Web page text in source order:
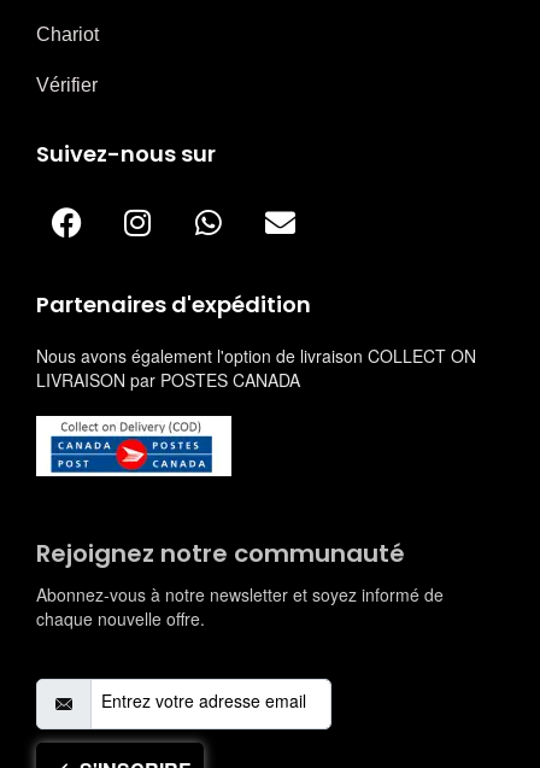
Chariot
Vérifier
Suivez-nous sur
Partenaires d'expédition
Nous avons également l'option de livraison COLLECT ON
LIVRAISON par POSTES CANADA
Rejoignez notre communauté
Abonnez-vous à notre newsletter et soyez informé de
chaque nouvelle offre.